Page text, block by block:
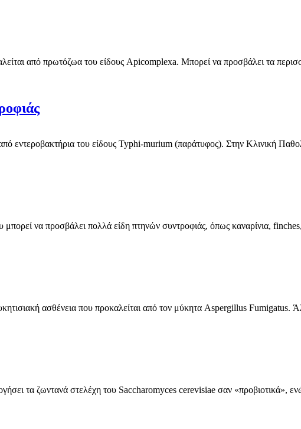
από πρωτόζωα του είδους Apicomplexa. Μπορεί να προσβάλει τα
εντεροβακτήρια του είδους Typhi-murium (παράτυφος). Στην Kλινική
να προσβάλει πολλά είδη πτηνών συντροφιάς, όπως καναρίνια,
ασθένεια που προκαλείται από τον μύκητα Aspergillus Fumigatus.
τα ζωντανά στελέχη του Saccharomyces cerevisiae σαν «προβιοτικά»,